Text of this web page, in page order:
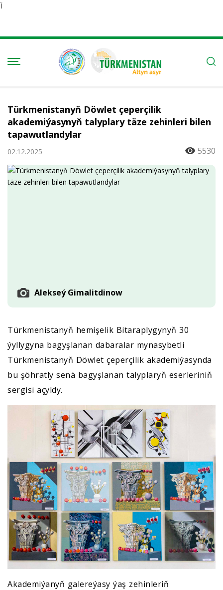
Ï
Türkmenistanyň Döwlet çeperçilik
akademiýasynyň talyplary täze zehinleri bilen
tapawutlandylar
02.12.2025 5530
Alekseý Gimalitdinow
Türkmenistanyň hemişelik Bitaraplygynyň 30
ýyllygyna bagyşlanan dabaralar mynasybetli
Türkmenistanyň Döwlet çeperçilik akademiýasynda
bu şöhratly senä bagyşlanan talyplaryň eserleriniň
sergisi açyldy.
Akademiýanyň galereýasy ýaş zehinleriň